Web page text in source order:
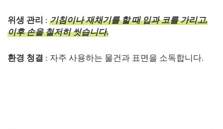
위생 관리 : 기침이나 재채기를 할 때 입과 코를 가리고,
이후 손을 철저히 씻습니다.
환경 청결 : 자주 사용하는 물건과 표면을 소독합니다.